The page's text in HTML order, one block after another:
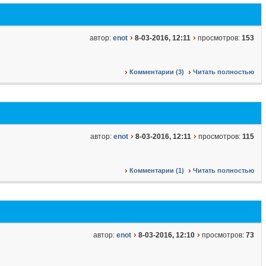
автор: enot 8-03-2016, 12:11 просмотров: 153
Комментарии (3) Читать полностью
автор: enot 8-03-2016, 12:11 просмотров: 115
Комментарии (1) Читать полностью
автор: enot 8-03-2016, 12:10 просмотров: 73